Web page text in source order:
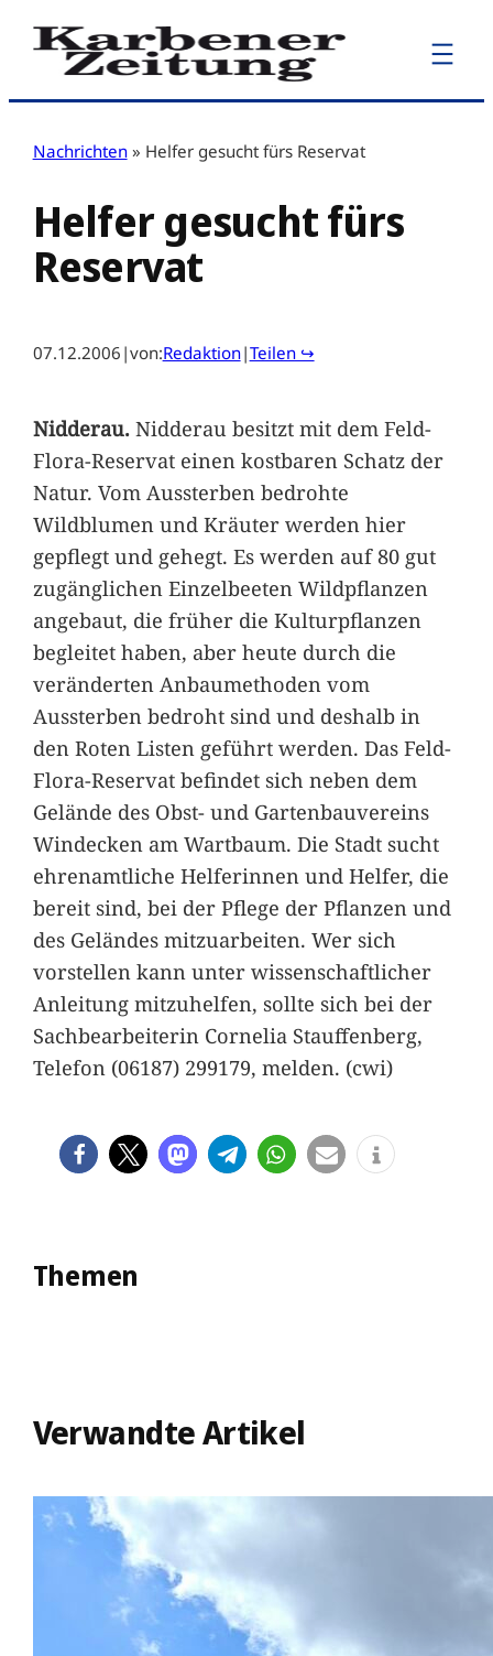
Zum
Inhalt
Nachrichten » Helfer gesucht fürs Reservat
Helfer gesucht fürs
Reservat
07.12.2006 |von:Redaktion|Teilen ↪
Nidderau.Nidderau besitzt mit dem Feld-
Flora-Reservat einen kostbaren Schatz der
Natur. Vom Aussterben bedrohte
Wildblumen und Kräuter werden hier
gepflegt und gehegt. Es werden auf 80 gut
zugänglichen Einzelbeeten Wildpflanzen
angebaut, die früher die Kulturpflanzen
begleitet haben, aber heute durch die
veränderten Anbaumethoden vom
Aussterben bedroht sind und deshalb in
den Roten Listen geführt werden. Das Feld-
Flora-Reservat befindet sich neben dem
Gelände des Obst- und Gartenbauvereins
Windecken am Wartbaum. Die Stadt sucht
ehrenamtliche Helferinnen und Helfer, die
bereit sind, bei der Pflege der Pflanzen und
des Geländes mitzuarbeiten. Wer sich
vorstellen kann unter wissenschaftlicher
Anleitung mitzuhelfen, sollte sich bei der
Sachbearbeiterin Cornelia Stauffenberg,
Telefon (06187) 299179, melden. (cwi)
Themen
Verwandte Artikel